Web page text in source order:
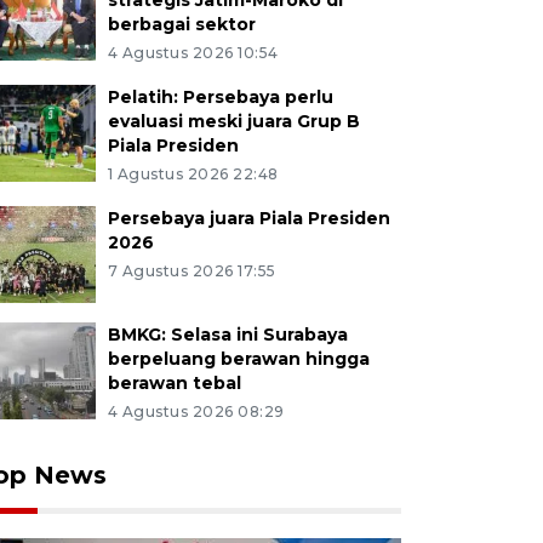
berbagai sektor
4 Agustus 2026 10:54
Pelatih: Persebaya perlu
evaluasi meski juara Grup B
Piala Presiden
1 Agustus 2026 22:48
Persebaya juara Piala Presiden
2026
7 Agustus 2026 17:55
BMKG: Selasa ini Surabaya
berpeluang berawan hingga
berawan tebal
4 Agustus 2026 08:29
News